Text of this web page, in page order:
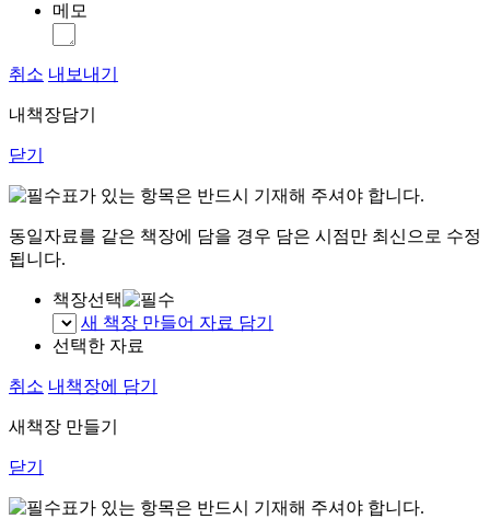
메모
취소 내보내기
내책장담기
닫기
표가 있는 항목은 반드시 기재해 주셔야 합니다.
동일자료를 같은 책장에 담을 경우 담은 시점만 최신으로 수정
됩니다.
책장선택
새 책장 만들어 자료 담기
선택한 자료
취소 내책장에 담기
새책장 만들기
닫기
표가 있는 항목은 반드시 기재해 주셔야 합니다.